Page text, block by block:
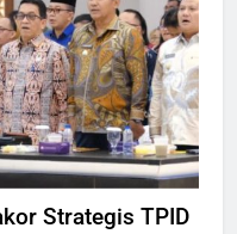
Strategis TPID